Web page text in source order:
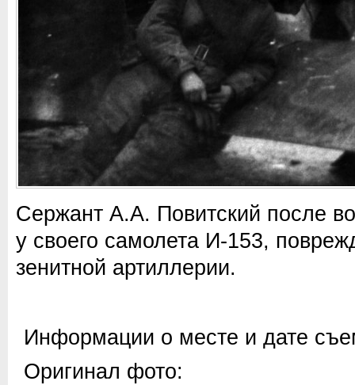
Сержант А.А. Повитский после
у своего самолета И-153,
зенитной артиллерии.
Информации о месте и дате
Оригинал фото: